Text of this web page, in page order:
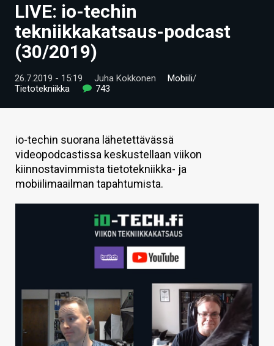
UUTISET
ARTIKKELIT
VIDEOT
HINTA.FI
KAUPPA
VAIHDA TEEMA
LIVE: io-techin
tekniikkakatsaus-podcast
(30/2019)
26.7.2019 - 15:19 Juha Kokkonen Mobiili/
Tietotekniikka
743
io-techin suorana lähetettävässä
videopodcastissa keskustellaan viikon
kiinnostavimmista tietotekniikka- ja
mobiilimaailman tapahtumista.